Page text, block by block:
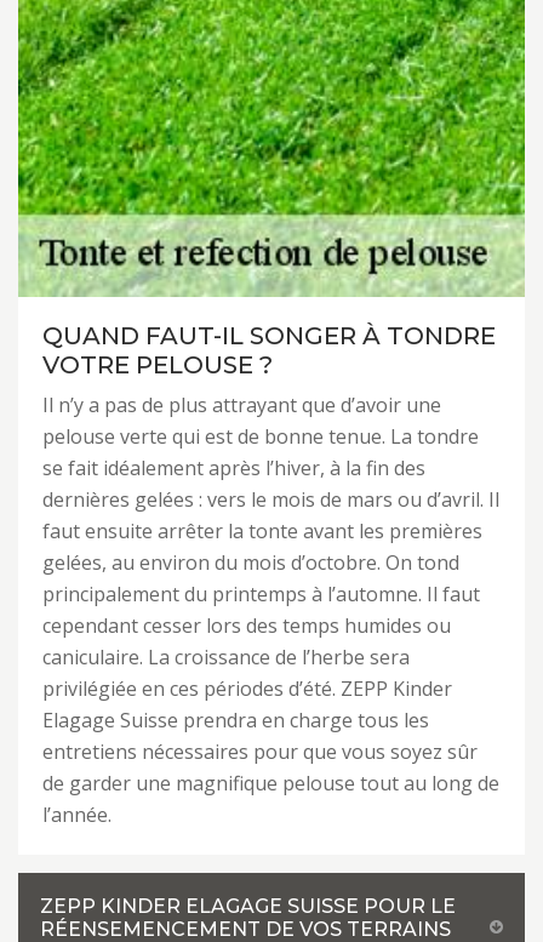
QUAND FAUT-IL SONGER À TONDRE
VOTRE PELOUSE ?
Il n’y a pas de plus attrayant que d’avoir une
pelouse verte qui est de bonne tenue. La tondre
se fait idéalement après l’hiver, à la fin des
dernières gelées : vers le mois de mars ou d’avril. Il
faut ensuite arrêter la tonte avant les premières
gelées, au environ du mois d’octobre. On tond
principalement du printemps à l’automne. Il faut
cependant cesser lors des temps humides ou
caniculaire. La croissance de l’herbe sera
privilégiée en ces périodes d’été. ZEPP Kinder
Elagage Suisse prendra en charge tous les
entretiens nécessaires pour que vous soyez sûr
de garder une magnifique pelouse tout au long de
l’année.
ZEPP KINDER ELAGAGE SUISSE POUR LE
RÉENSEMENCEMENT DE VOS TERRAINS